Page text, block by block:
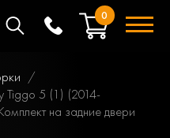
0
Tiggo 5 (1) (2014-
на задние двери